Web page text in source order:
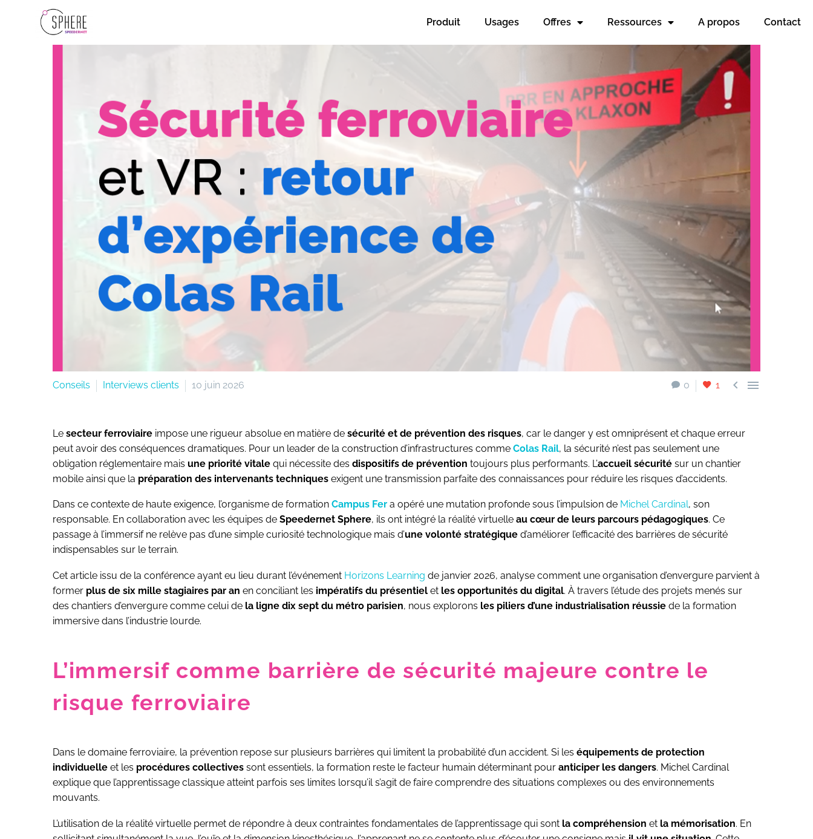
Produit Usages Offres Ressources A propos Contact
0 1  
Conseils Interviews clients 10 juin 2026
Le secteur ferroviaire impose une rigueur absolue en matière de sécurité et de prévention des risques, car le danger y est omniprésent et chaque erreur
peut avoir des conséquences dramatiques. Pour un leader de la construction d’infrastructures comme Colas Rail, la sécurité n’est pas seulement une
obligation réglementaire mais une priorité vitale qui nécessite des dispositifs de prévention toujours plus performants. L’accueil sécurité sur un chantier
mobile ainsi que la préparation des intervenants techniques exigent une transmission parfaite des connaissances pour réduire les risques d’accidents.
Dans ce contexte de haute exigence, l’organisme de formation Campus Fer a opéré une mutation profonde sous l’impulsion de Michel Cardinal, son
responsable. En collaboration avec les équipes de Speedernet Sphere, ils ont intégré la réalité virtuelle au cœur de leurs parcours pédagogiques. Ce
passage à l’immersif ne relève pas d’une simple curiosité technologique mais d’une volonté stratégique d’améliorer l’efficacité des barrières de sécurité
indispensables sur le terrain.
Cet article issu de la conférence ayant eu lieu durant l’événement Horizons Learning de janvier 2026, analyse comment une organisation d’envergure parvient à
former plus de six mille stagiaires par an en conciliant les impératifs du présentiel et les opportunités du digital. À travers l’étude des projets menés sur
des chantiers d’envergure comme celui de la ligne dix sept du métro parisien, nous explorons les piliers d’une industrialisation réussie de la formation
immersive dans l’industrie lourde.
L’immersif comme barrière de sécurité majeure contre le
risque ferroviaire
Dans le domaine ferroviaire, la prévention repose sur plusieurs barrières qui limitent la probabilité d’un accident. Si les équipements de protection
individuelle et les procédures collectives sont essentiels, la formation reste le facteur humain déterminant pour anticiper les dangers. Michel Cardinal
explique que l’apprentissage classique atteint parfois ses limites lorsqu’il s’agit de faire comprendre des situations complexes ou des environnements
mouvants.
L’utilisation de la réalité virtuelle permet de répondre à deux contraintes fondamentales de l’apprentissage qui sont la compréhension et la mémorisation. En